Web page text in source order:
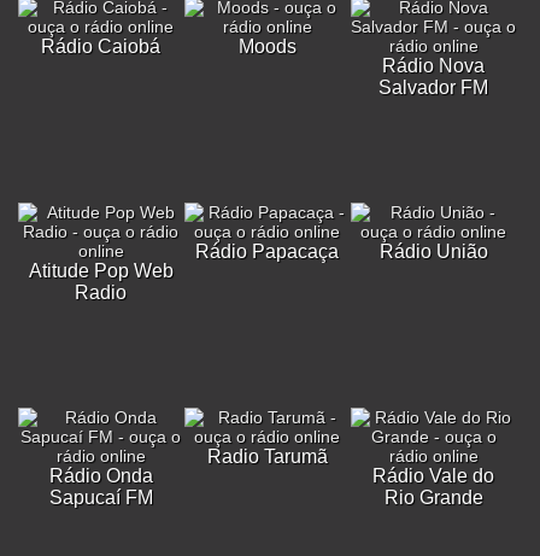
Rádio Caiobá
Moods
Rádio Nova
Salvador FM
Atitude Pop Web
Radio
Rádio Papacaça Rádio União
Rádio Onda
Sapucaí FM
Radio Tarumã
Rádio Vale do
Rio Grande